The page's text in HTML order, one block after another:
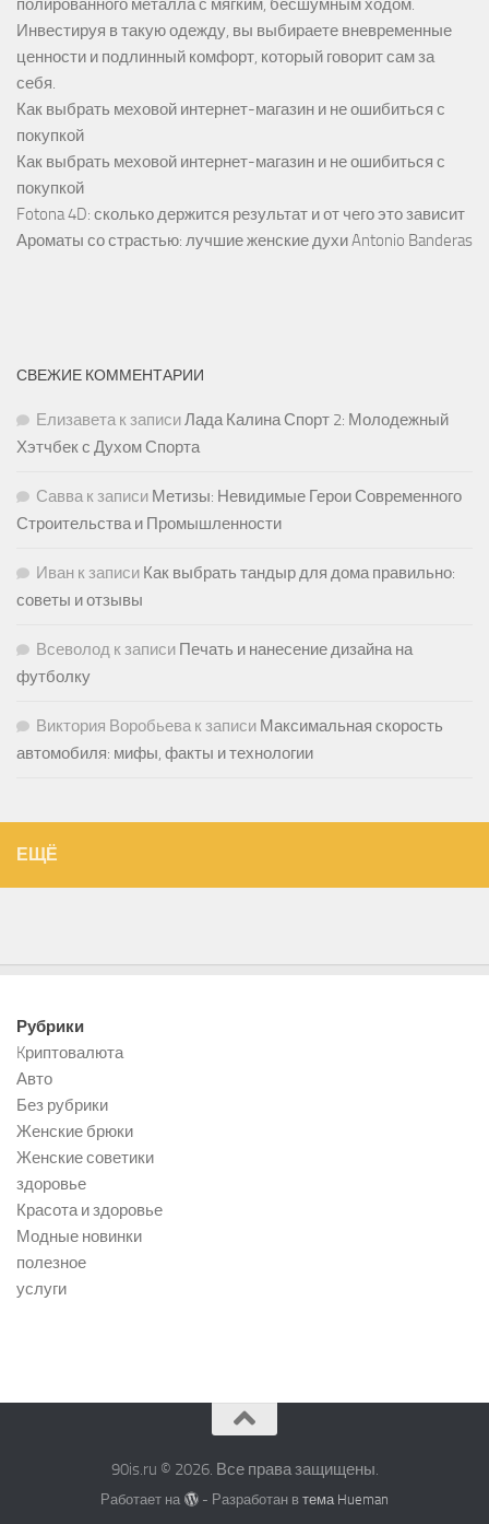
полированного металла с мягким, бесшумным ходом.
Инвестируя в такую одежду, вы выбираете вневременные
ценности и подлинный комфорт, который говорит сам за
себя.
Как выбрать меховой интернет-магазин и не ошибиться с
покупкой
Как выбрать меховой интернет-магазин и не ошибиться с
покупкой
Fotona 4D: сколько держится результат и от чего это зависит
Ароматы со страстью: лучшие женские духи Antonio Banderas
СВЕЖИЕ КОММЕНТАРИИ
Елизаветак записиЛада Калина Спорт 2: Молодежный
Хэтчбек с Духом Спорта
Саввак записи Метизы: Невидимые Герои Современного
Строительства и Промышленности
Иван к записи Как выбрать тандыр для дома правильно:
советы и отзывы
Всеволод к записи Печать и нанесение дизайна на
футболку
Виктория Воробьевак записи Максимальная скорость
автомобиля: мифы, факты и технологии
ЕЩЁ
Рубрики
Kриптовалюта
Авто
Без рубрики
Женские брюки
Женские советики
здоровье
Красота и здоровье
Модные новинки
полезное
услуги
90is.ru © 2026. Все права защищены.
Работает на - Разработан в тема Hueman